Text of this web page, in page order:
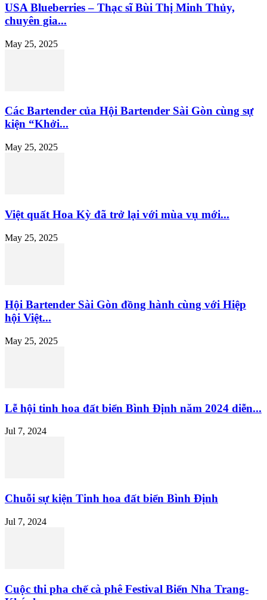
USA Blueberries – Thạc sĩ Bùi Thị Minh Thủy,
chuyên gia...
May 25, 2025
Các Bartender của Hội Bartender Sài Gòn cùng sự
kiện “Khởi...
May 25, 2025
Việt quất Hoa Kỳ đã trở lại với mùa vụ mới...
May 25, 2025
Hội Bartender Sài Gòn đồng hành cùng với Hiệp
hội Việt...
May 25, 2025
Lễ hội tinh hoa đất biển Bình Định năm 2024 diễn...
Jul 7, 2024
Chuỗi sự kiện Tinh hoa đất biển Bình Định
Jul 7, 2024
Cuộc thi pha chế cà phê Festival Biển Nha Trang-